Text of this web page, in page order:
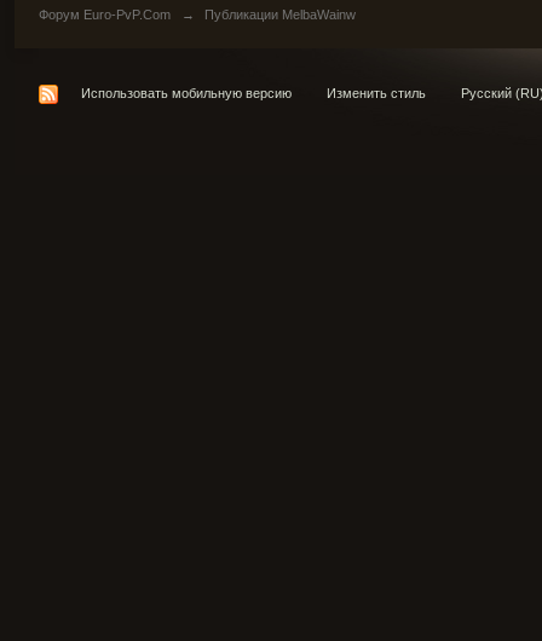
Форум Euro-PvP.Com → Публикации MelbaWainw
Использовать мобильную версию Изменить стиль Русский